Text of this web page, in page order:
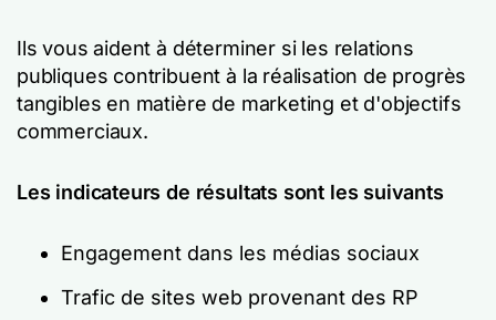
Ils vous aident à déterminer si les relations
publiques contribuent à la réalisation de progrès
tangibles en matière de marketing et d'objectifs
commerciaux.
Les indicateurs de résultats sont les suivants
Engagement dans les médias sociaux
Trafic de sites web provenant des RP